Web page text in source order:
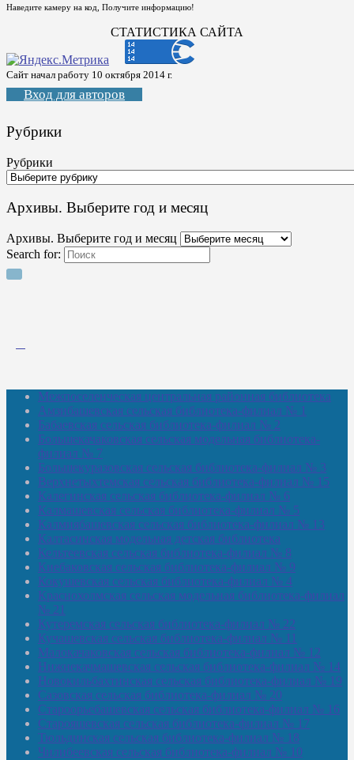
Наведите камеру на код, Получите информацию!
СТАТИСТИКА САЙТА
Сайт начал работу 10 октября 2014 г.
Вход для авторов
Рубрики
Рубрики
Архивы. Выберите год и месяц
Архивы. Выберите год и месяц
Search for:
Межпоселенческая центральная районная библиотека
Амзибашевская сельская библиотека-филиал № 1
Бабаевская сельская библиотека-филиал № 2
Большекачаковская сельская модельная библиотека-
филиал № 7
Большекуразовская сельская библиотека-филиал № 3
Верхнетыхтемская сельская библиотека-филиал № 15
Калегинская сельская библиотека-филиал № 6
Калмашевская сельская библиотека-филиал № 5
Калмиябашевская сельская библиотека-филиал № 13
Калтасинская модельная детская библиотека
Кельтеевская сельская библиотека-филиал № 8
Киебаковская сельская библиотека-филиал № 9
Кокушевская сельская библиотека-филиал № 4
Краснохолмская сельская модельная библиотека-филиал
№ 21
Кутеремская сельская библиотека-филиал № 22
Кучашевская сельская библиотека-филиал № 11
Малокачаковская сельская библиотека-филиал № 12
Нижнекачмашевская сельская библиотека-филиал № 14
Новокильбахтинская сельская библиотека-филиал № 19
Сазовская сельская библиотека-филиал № 20
Староорьебашевская сельская библиотека-филиал № 16
Старояшевская сельская библиотека-филиал № 17
Тюльдинская сельская библиотека-филиал № 18
Чилибеевская сельская библиотека-филиал № 10